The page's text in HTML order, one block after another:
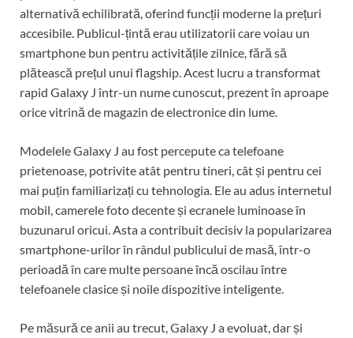
alternativă echilibrată, oferind funcții moderne la prețuri
accesibile. Publicul-țintă erau utilizatorii care voiau un
smartphone bun pentru activitățile zilnice, fără să
plătească prețul unui flagship. Acest lucru a transformat
rapid Galaxy J într-un nume cunoscut, prezent în aproape
orice vitrină de magazin de electronice din lume.
Modelele Galaxy J au fost percepute ca telefoane
prietenoase, potrivite atât pentru tineri, cât și pentru cei
mai puțin familiarizați cu tehnologia. Ele au adus internetul
mobil, camerele foto decente și ecranele luminoase în
buzunarul oricui. Asta a contribuit decisiv la popularizarea
smartphone-urilor în rândul publicului de masă, într-o
perioadă în care multe persoane încă oscilau între
telefoanele clasice și noile dispozitive inteligente.
Pe măsură ce anii au trecut, Galaxy J a evoluat, dar și